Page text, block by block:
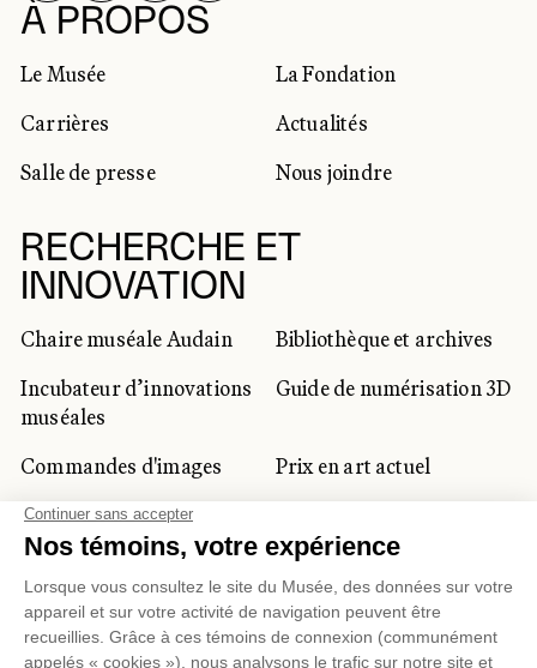
À PROPOS
Le Musée
La Fondation
Carrières
Actualités
Salle de presse
Nous joindre
RECHERCHE ET
INNOVATION
Chaire muséale Audain
Bibliothèque et archives
Incubateur d’innovations
muséales
Guide de numérisation 3D
Commandes d'images
Prix en art actuel
Prix Lynne-Cohen
CLIENTÈLE CORPORATIVE
ET PRIVÉE
RÉSEAUX SOCIAUX